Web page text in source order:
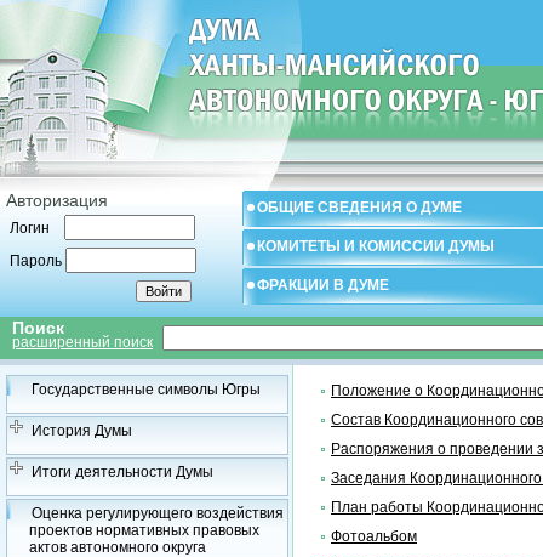
Авторизация
Логин
Пароль
ОБЩИЕ СВЕДЕНИЯ О ДУМЕ
КОМИТЕТЫ И КОМИССИИ ДУМЫ
ФРАКЦИИ В ДУМЕ
Поиск
расширенный поиск
Государственные символы Югры
История Думы
Итоги деятельности Думы
Оценка регулирующего воздействия
проектов нормативных правовых
актов автономного округа
Положение о
Состав Координационного
Распоряжения о проведении
Заседания
План работы
Фотоальбом